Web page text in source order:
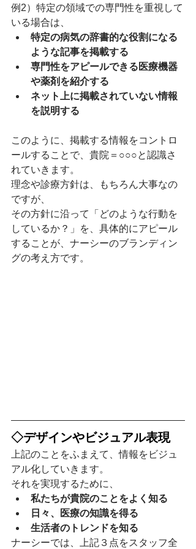
例2）特定の領域での専門性を重視して
いる場合は、
特定の病気の辞書的な役割になる
ような記事を掲載する
専門性をアピールできる医療機器
や薬剤を紹介する
ネット上に掲載されていない情報
を説明する
このように、掲載する情報をコントロ
ールすることで、貴院＝○○○と認識さ
れていきます。
理念や診療方針は、もちろん大事なの
ですが、
その方針に沿って「どのような行動を
しているか？」を、具体的にアピール
することが、ナーシーのブランディン
グの考え方です。
◇デザインやビジュアル表現
上記のことをふまえて、情報をビジュ
アル化していきます。
それを実現するために、
私たちが貴院のことをよく知る
日々、医療の知識を得る
生活者のトレンドを知る
ナーシーでは、上記３点をスタッフ全